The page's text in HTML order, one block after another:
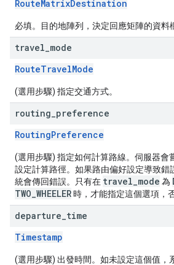
RouteMatrixDestination
必填。目的地陣列，決定回應矩陣的資料
travel mode
RouteTravelMode
(選用步驟) 指定交通方式。
routing preference
RoutingPreference
(選用步驟) 指定如何計算路線。伺服器會
設定計算路徑。如果路由偏好設定導致錯
統會傳回錯誤。只有在 travel_mode 為
TWO_WHEELER時，才能指定這個選項，
departure time
Timestamp
(選用步驟) 出發時間。如未設定這個值，